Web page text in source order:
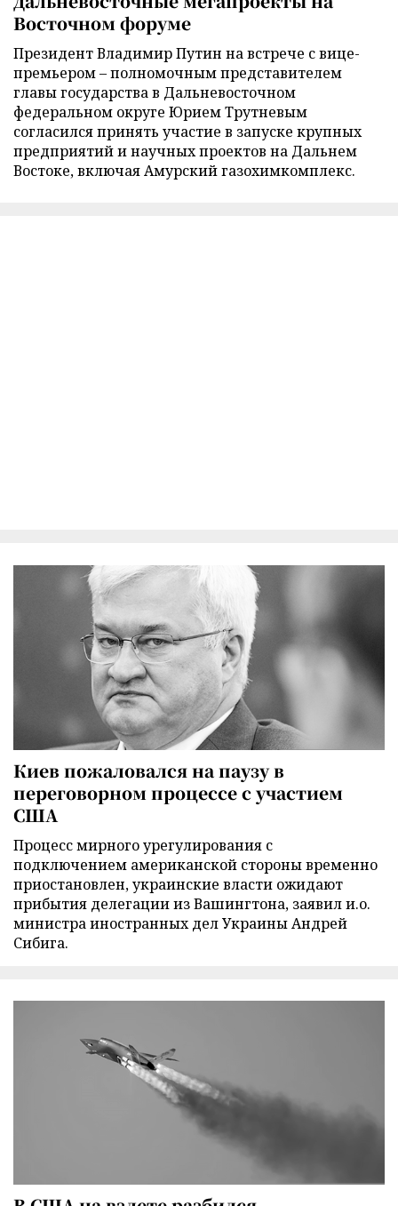
Восточном форуме
Президент Владимир Путин на встрече с вице-
премьером – полномочным представителем
главы государства в Дальневосточном
федеральном округе Юрием Трутневым
согласился принять участие в запуске крупных
предприятий и научных проектов на Дальнем
Востоке, включая Амурский газохимкомплекс.
Киев пожаловался на паузу в
переговорном процессе с участием
США
Процесс мирного урегулирования с
подключением американской стороны временно
приостановлен, украинские власти ожидают
прибытия делегации из Вашингтона, заявил и.о.
министра иностранных дел Украины Андрей
Сибига.